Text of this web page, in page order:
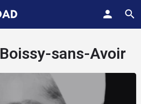
Boissy-sans-Avoir